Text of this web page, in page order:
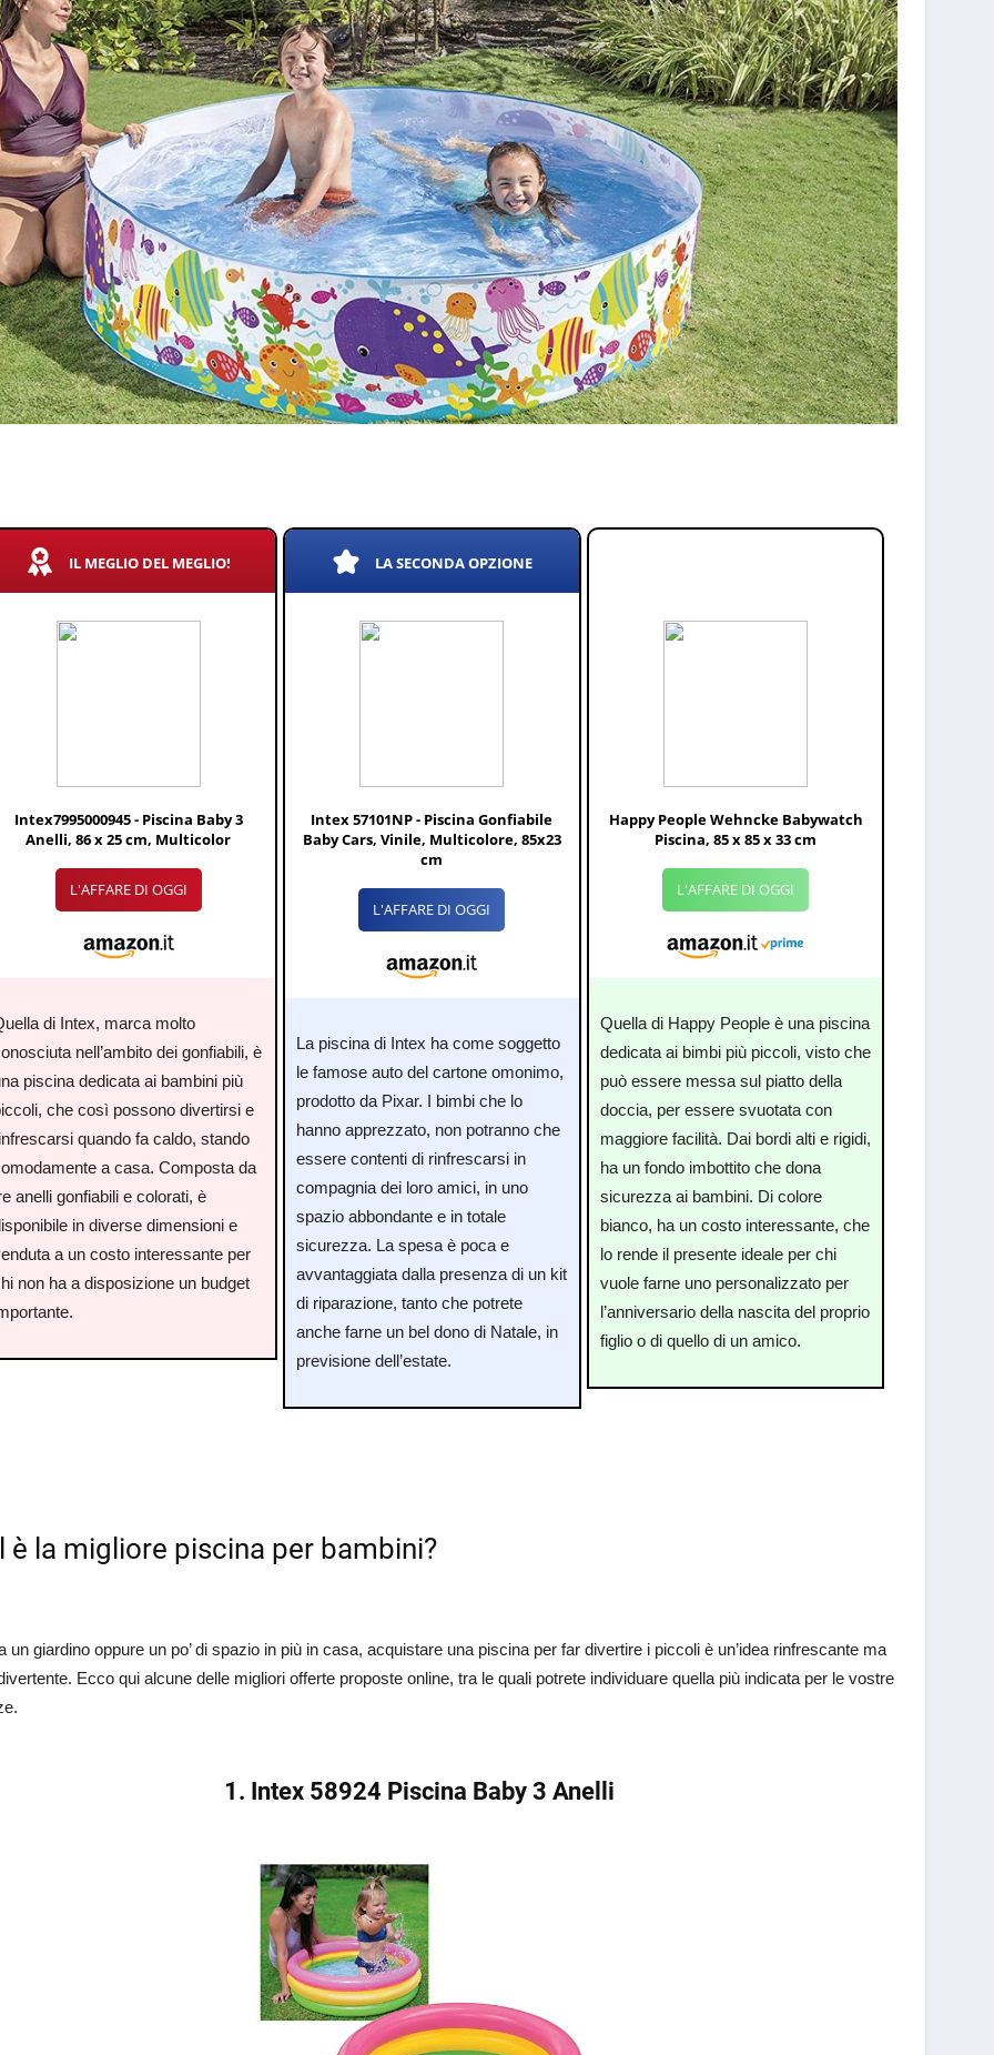
IL MEGLIO DEL MEGLIO!
Intex7995000945 - Piscina Baby 3
Anelli, 86 x 25 cm, Multicolor
L'AFFARE DI OGGI
di Intex, marca molto
nell’ambito dei gonfiabili, è
piscina dedicata ai bambini più
che così possono divertirsi e
quando fa caldo, stando
a casa. Composta da
anelli gonfiabili e colorati, è
in diverse dimensioni e
a un costo interessante per
non ha a disposizione un budget
LA SECONDA OPZIONE
Intex 57101NP - Piscina Gonfiabile
Baby Cars, Vinile, Multicolore, 85x23
cm
L'AFFARE DI OGGI
La piscina di Intex ha come soggetto
le famose auto del cartone omonimo,
prodotto da Pixar. I bimbi che lo
hanno apprezzato, non potranno che
essere contenti di rinfrescarsi in
compagnia dei loro amici, in uno
spazio abbondante e in totale
sicurezza. La spesa è poca e
avvantaggiata dalla presenza di un kit
di riparazione, tanto che potrete
anche farne un bel dono di Natale, in
previsione dell’estate.
Happy People Wehncke Babywatch
Piscina, 85 x 85 x 33 cm
L'AFFARE DI OGGI
Quella di Happy People è una piscina
dedicata ai bimbi più piccoli, visto che
può essere messa sul piatto della
doccia, per essere svuotata con
maggiore facilità. Dai bordi alti e rigidi,
ha un fondo imbottito che dona
sicurezza ai bambini. Di colore
bianco, ha un costo interessante, che
lo rende il presente ideale per chi
vuole farne uno personalizzato per
l’anniversario della nascita del proprio
figlio o di quello di un amico.
è la migliore piscina per bambini?
un giardino oppure un po’ di spazio in più in casa, acquistare una piscina per far divertire i piccoli è un’idea rinfrescante ma
Ecco qui alcune delle migliori offerte proposte online, tra le quali potrete individuare quella più indicata per le vostre
1. Intex 58924 Piscina Baby 3 Anelli